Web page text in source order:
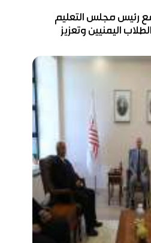
رئيس مجلس التعليم
اليمنيين وتعزيز